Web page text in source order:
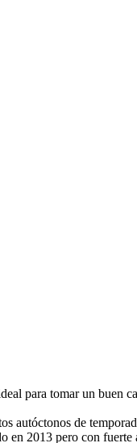
para tomar un buen
autóctonos de
en 2013 pero con